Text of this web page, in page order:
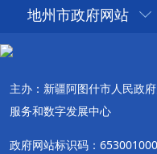
地州市政府网站
主办：新疆阿图什市人民政
服务和数字发展中心
政府网站标识码：